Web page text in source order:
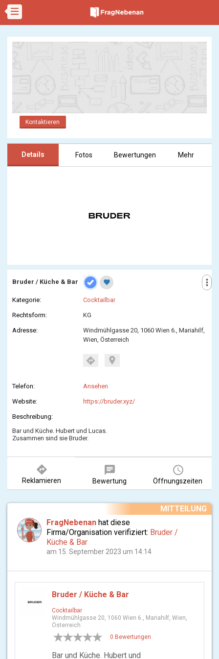
Kontaktieren
Details Fotos Bewertungen Mehr
more_vert
Bruder / Küche & Bar favorite
Kategorie: Cocktailbar
Rechtsform: KG
Adresse:
Windmühlgasse 20, 1060 Wien 6., Mariahilf,
Wien, Österreich
directions location_on
Telefon: Ansehen
Website: https://bruder.xyz/
Beschreibung:
Bar und Küche. Hubert und Lucas.
Zusammen sind sie Bruder.
directions
Reklamieren
chat
Bewertung
query_builder
Öffnungszeiten
MITTEILUNG
FragNebenan hat diese
Firma/Organisation verifiziert: Bruder /
Küche & Bar
am 15. September 2023 um 14:14
Bruder / Küche & Bar
Cocktailbar
Windmühlgasse 20, 1060 Wien 6., Mariahilf, Wien,
Österreich
0 Bewertungen
Bar und Küche. Hubert und